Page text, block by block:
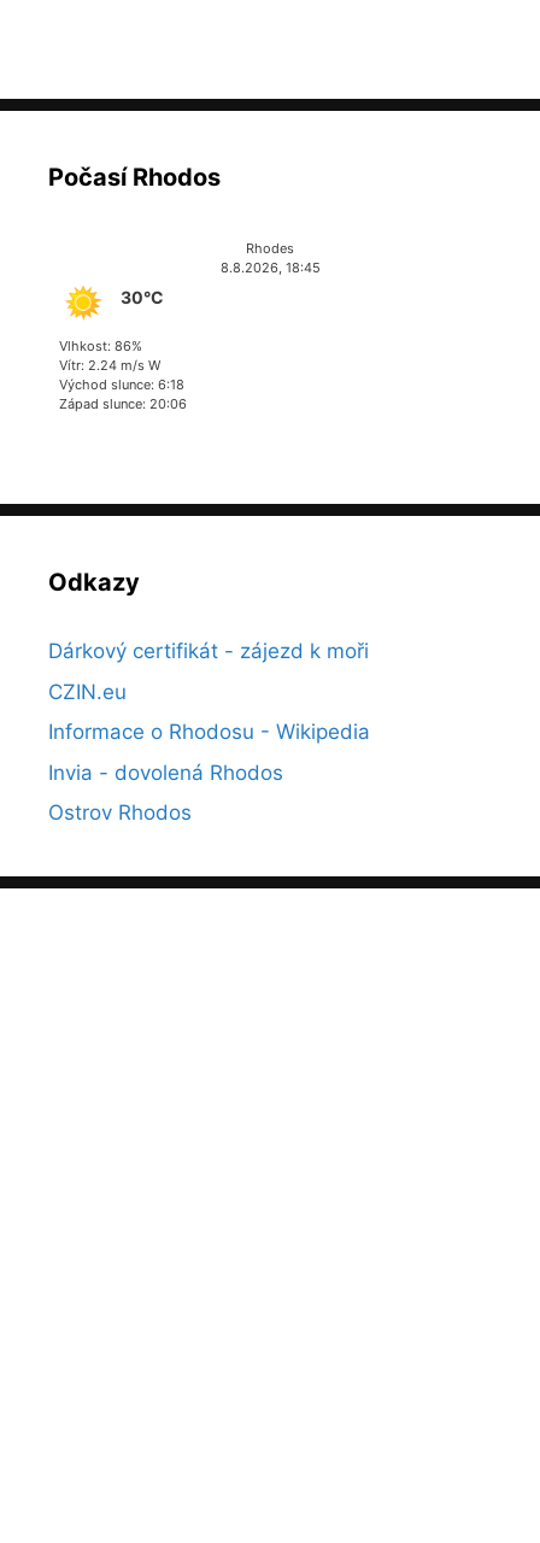
Počasí Rhodos
Rhodes
8.8.2026, 18:45
30°C
Vlhkost: 86%
Vítr: 2.24 m/s W
Východ slunce: 6:18
Západ slunce: 20:06
Odkazy
Dárkový certifikát - zájezd k moři
CZIN.eu
Informace o Rhodosu - Wikipedia
Invia - dovolená Rhodos
Ostrov Rhodos